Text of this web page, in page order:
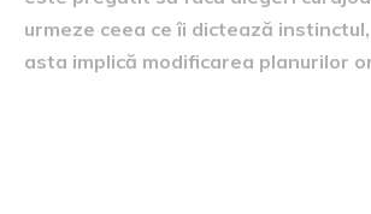
urmeze ceea ce îi dictează
asta implică modificarea planurilor